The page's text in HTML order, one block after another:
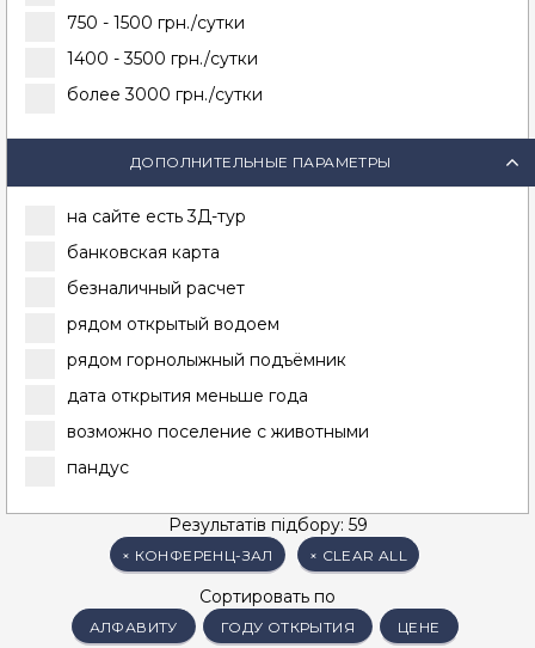
750 - 1500 грн./сутки
1400 - 3500 грн./сутки
более 3000 грн./сутки
ДОПОЛНИТЕЛЬНЫЕ ПАРАМЕТРЫ
на сайте есть 3Д-тур
банковская карта
безналичный расчет
рядом открытый водоем
рядом горнолыжный подъёмник
дата открытия меньше года
возможно поселение с животными
пандус
Результатів підбору: 59
× КОНФЕРЕНЦ-ЗАЛ × CLEAR ALL
Сортировать по
АЛФАВИТУ ГОДУ ОТКРЫТИЯ ЦЕНЕ